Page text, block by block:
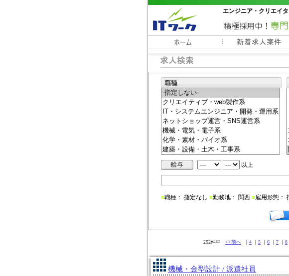
エンジニア・クリエイ
常時3000件以上の求人情
以上
■職種： 指定なし ■勤務地： 関西 ■雇用形態：
252件中 <<前へ ｜ 4 ｜ 5 ｜ 6 ｜ 7 ｜ 8
機械・金型設計 / 派遣社員